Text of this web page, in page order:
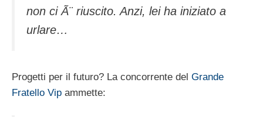
non ci Ã¨ riuscito. Anzi, lei ha iniziato a
urlare…
Progetti per il futuro? La concorrente del Grande
Fratello Vip ammette: